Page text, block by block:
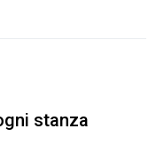
stanza